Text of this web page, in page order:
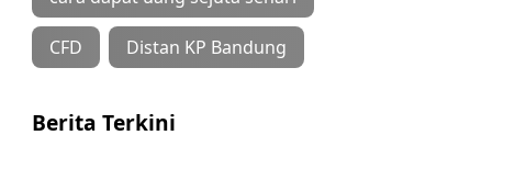
CFD Distan KP Bandung
Berita Terkini